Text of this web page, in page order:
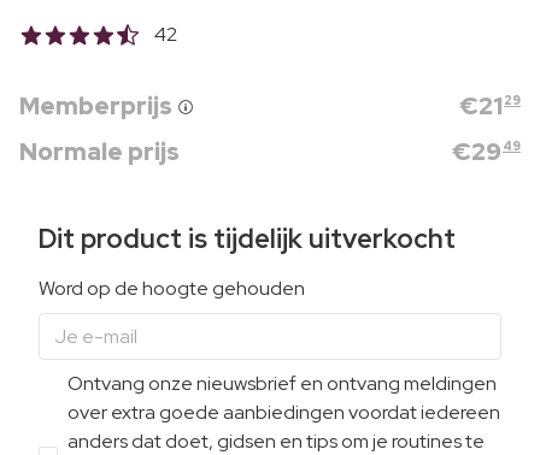
42
Memberprijs €21 29
Normale prijs €29 49
Dit product is tijdelijk uitverkocht
Word op de hoogte gehouden
Ontvang onze nieuwsbrief en ontvang meldingen
over extra goede aanbiedingen voordat iedereen
anders dat doet, gidsen en tips om je routines te